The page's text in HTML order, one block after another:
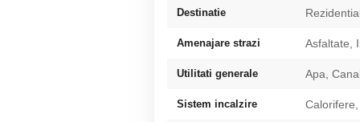
Destinatie
Amenajare strazi Asfaltate,
Utilitati generale Apa,
Sistem incalzire